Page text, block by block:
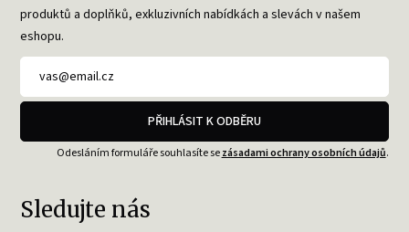
produktů a doplňků, exkluzivních nabídkách a slevách v našem
eshopu.
PŘIHLÁSIT K ODBĚRU
Odesláním formuláře souhlasíte sezásadami ochrany osobních údajů.
Sledujte nás